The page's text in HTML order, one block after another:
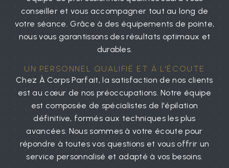
conseiller et vous accompagner tout au long de
votre séance. Grâce à des équipements de pointe,
nous vous garantissons des résultats optimaux et
durables.
UN PERSONNEL QUALIFIÉ ET À L'ÉCOUTE
Chez À Corps Parfait, la satisfaction de nos clients
est au cœur de nos préoccupations. Notre équipe
est composée de spécialistes de l'épilation
définitive, formés aux techniques les plus
avancées. Nous sommes à votre écoute pour
répondre à toutes vos questions et vous offrir un
service personnalisé et adapté à vos besoins.